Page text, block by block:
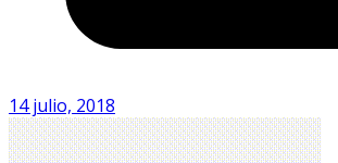
14 julio, 2018